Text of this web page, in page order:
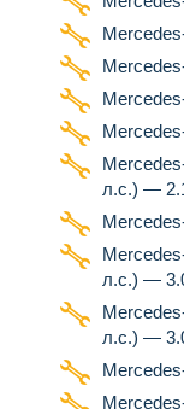
л.с.) —
л.с.) —
л.с.) —